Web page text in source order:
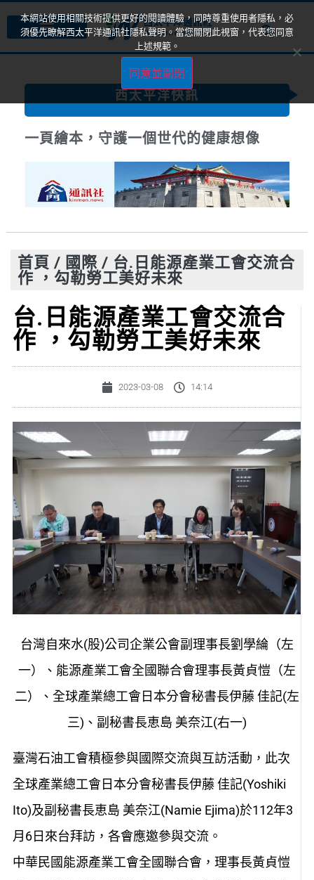
西太平洋快訊
一頁繪本，守護一個世代的健康想像
首頁 / 國際 / 台.日能源產業工會交流合
作 ，勾勒勞工美好未來
台.日能源產業工會交流合
作 ，勾勒勞工美好未來
2023-03-08 14:14
台灣自來水(股)公司企業公會副理事長劉學綸（左
一）、能源產業工會全國聯合會理事長黃貞愷（左
二）、全球產業總工會日本分會秘書長伊藤 佳記(左
三)、副秘書長恵島 美奈江(右一)
臺灣石油工會積極參與國際交流與互訪活動，此次
全球產業總工會日本分會秘書長伊藤 佳記(Yoshiki
Ito)及副秘書長恵島 美奈江(Namie Ejima)於112年3
月6日來台拜訪，各會應邀參與交流。
中華民國能源產業工會全國聯合會，理事長黃貞愷
本網站使用相關技術提供更好的閱讀體驗，同時尊重使用者隱私，必
須優先瞭解西太平洋通訊社隱私聲明。當您關閉此視窗，代表您同意
上述規範。
同意並關閉